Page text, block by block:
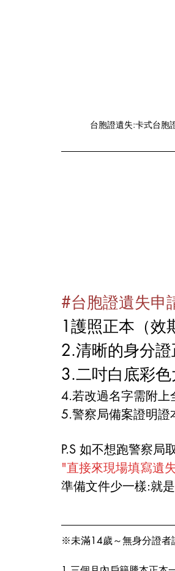
台胞證遺失:卡式台胞
#台胞證遺失申
1護照正本（效
2.清晰的身分
3.二吋白底彩
4.若改過名字需附上
5.警察局備案證明證
P.S 如不想跑警察局
"直接來現場填寫遺
準備文件少一樣:就
※未滿14歲～無身分證者